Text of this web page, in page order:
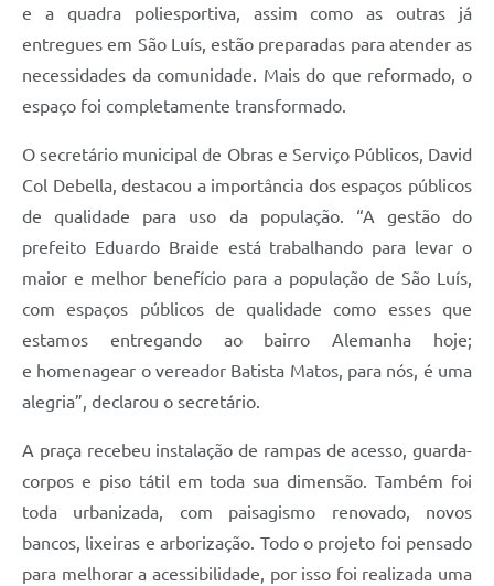
e a quadra poliesportiva, assim como as outras já
entregues em São Luís, estão preparadas para atender as
necessidades da comunidade. Mais do que reformado, o
espaço foi completamente transformado.
O secretário municipal de Obras e Serviço Públicos, David
Col Debella, destacou a importância dos espaços públicos
de qualidade para uso da população. “A gestão do
prefeito Eduardo Braide está trabalhando para levar o
maior e melhor benefício para a população de São Luís,
com espaços públicos de qualidade como esses que
estamos entregando ao bairro Alemanha hoje;
e homenagear o vereador Batista Matos, para nós, é uma
alegria”, declarou o secretário.
A praça recebeu instalação de rampas de acesso, guarda-
corpos e piso tátil em toda sua dimensão. Também foi
toda urbanizada, com paisagismo renovado, novos
bancos, lixeiras e arborização. Todo o projeto foi pensado
para melhorar a acessibilidade, por isso foi realizada uma